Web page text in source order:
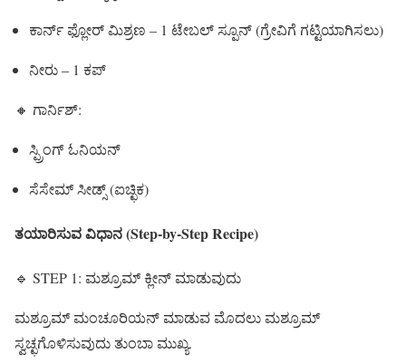
ಕಾರ್ನ್ ಫ್ಲೋರ್ ಮಿಶ್ರಣ – 1 ಟೇಬಲ್ ಸ್ಪೂನ್ (ಗ್ರೇವಿಗೆ ಗಟ್ಟಿಯಾಗಿಸಲು)
ನೀರು – 1 ಕಪ್
🔸 ಗಾರ್ನಿಶ್:
ಸ್ಪ್ರಿಂಗ್ ಓನಿಯನ್
ಸೆಸೇಮ್ ಸೀಡ್ಸ್ (ಐಚ್ಛಿಕ)
ತಯಾರಿಸುವ ವಿಧಾನ (Step-by-Step Recipe)
🔹 STEP 1: ಮಶ್ರೂಮ್ ಕ್ಲೀನ್ ಮಾಡುವುದು
ಮಶ್ರೂಮ್ ಮಂಚೂರಿಯನ್ ಮಾಡುವ ಮೊದಲು ಮಶ್ರೂಮ್
ಸ್ವಚ್ಛಗೊಳಿಸುವುದು ತುಂಬಾ ಮುಖ್ಯ.